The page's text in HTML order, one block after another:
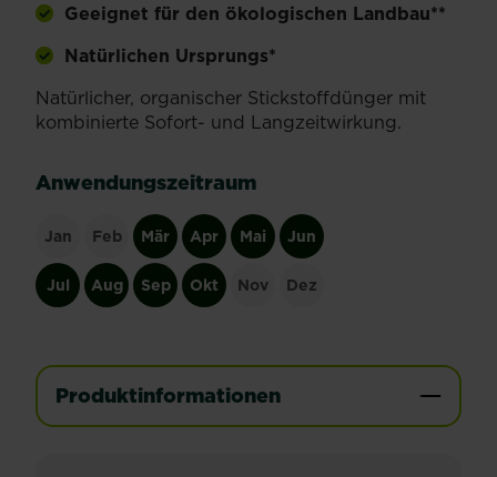
Geeignet für den ökologischen Landbau**
Natürlichen Ursprungs*
Natürlicher, organischer Stickstoffdünger mit
kombinierte Sofort- und Langzeitwirkung.
Anwendungszeitraum
Jan Feb Mär Apr Mai Jun
Jul Aug Sep Okt Nov Dez
Produktinformationen